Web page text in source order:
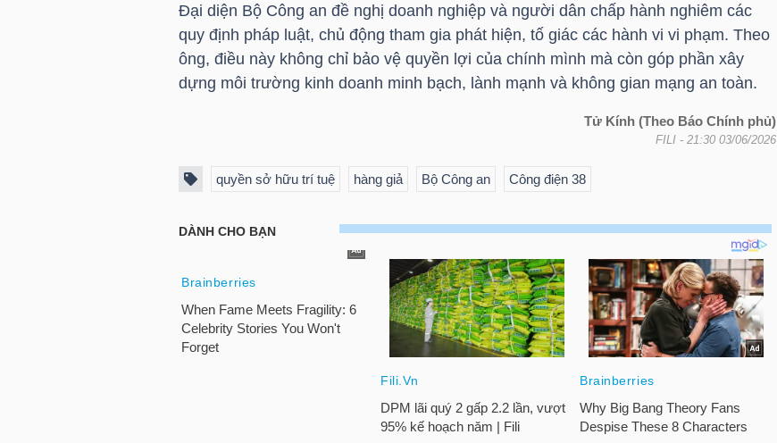
Đại diện Bộ Công an đề nghị doanh nghiệp và người dân chấp hành nghiêm các
quy định pháp luật, chủ động tham gia phát hiện, tố giác các hành vi vi phạm. Theo
ông, điều này không chỉ bảo vệ quyền lợi của chính mình mà còn góp phần xây
dựng môi trường kinh doanh minh bạch, lành mạnh và không gian mạng an toàn.
Tử Kính (Theo Báo Chính phủ)
FILI - 21:30 03/06/2026
quyền sở hữu trí tuệ hàng giả Bộ Công an Công điện 38